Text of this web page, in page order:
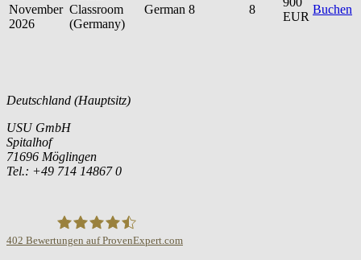
November
2026
Classroom
(Germany)
German 8 8
EUR
Buchen
Deutschland (Hauptsitz)
USU GmbH
Spitalhof
71696 Möglingen
Tel.: +49 714 14867 0
402 Bewertungen auf ProvenExpert.com